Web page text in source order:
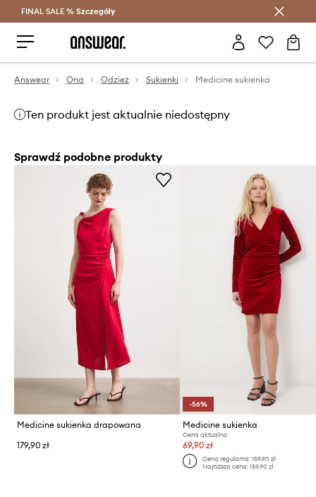
Oszczędzaj z Answear Club >
FINAL SALE % Szczegóły
Answear Ona Odzież Sukienki Medicine sukienka
Ten produkt jest aktualnie niedostępny
Sprawdź podobne produkty
Medicine sukienka drapowana
179,90 zł
-56%
Medicine sukienka
Cena aktualna:
69,90 zł
Cena regularna: 159,90 zł
Najniższa cena: 159,90 zł